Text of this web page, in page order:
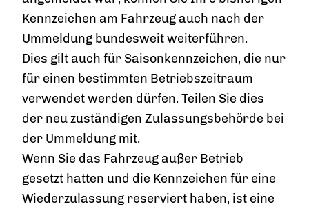
Kennzeichen am Fahrzeug auch nach der
Ummeldung bundesweit weiterführen.
Dies gilt auch für Saisonkennzeichen, die nur
für einen bestimmten Betriebszeitraum
verwendet werden dürfen. Teilen Sie dies
der neu zuständigen Zulassungsbehörde bei
der Ummeldung mit.
Wenn Sie das Fahrzeug außer Betrieb
gesetzt hatten und die Kennzeichen für eine
Wiederzulassung reserviert haben, ist eine